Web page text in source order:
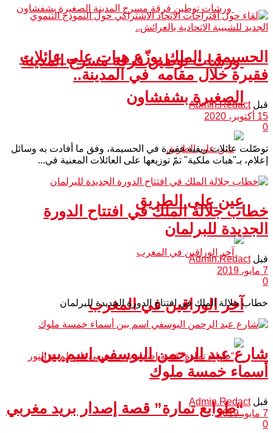
ورشات توطين فرقة مسرح المدينة
الصغيرة بشفشاون
عين على الطريق
آخر الوراقين في المغرب
“طوابع تمارة” قصة إصدار بريد مغربي
الحسيمة.. الملك يوزّع هبات على عائلات
فقيرة خلال مقامه في المدينة..
قبل Admin.Redact
15 أكتوبر، 2020
0
توصّلت عائلات ريفية فقيرة في الحسيمة، وفق ما أفادت به وسائل
إعلام، بـ"هبات ملكية" تمّ توزيعها على العائلات المعنية في...
خطاب جلالة الملك في افتتاح الدورة
الجديدة للبرلمان
قبل Admin.Redact
7 مايو، 2019
0
خطاب جلالة الملك في افتتاح الدورة الجديدة للبرلمان
شارع عبد الرحمن اليوسفي اسم بين
أسماء خمسة ملوك
قبل Admin.Redact
7 مايو، 2019
0